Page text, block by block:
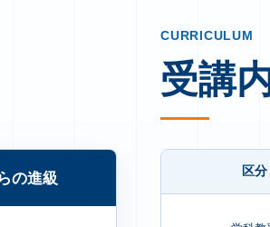
の進級
CURRICULUM
受講
区分